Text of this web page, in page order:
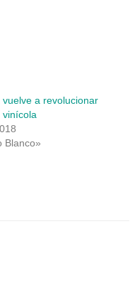
vuelve a revolucionar
vinícola
Blanco»